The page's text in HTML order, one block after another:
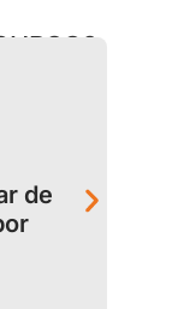
de